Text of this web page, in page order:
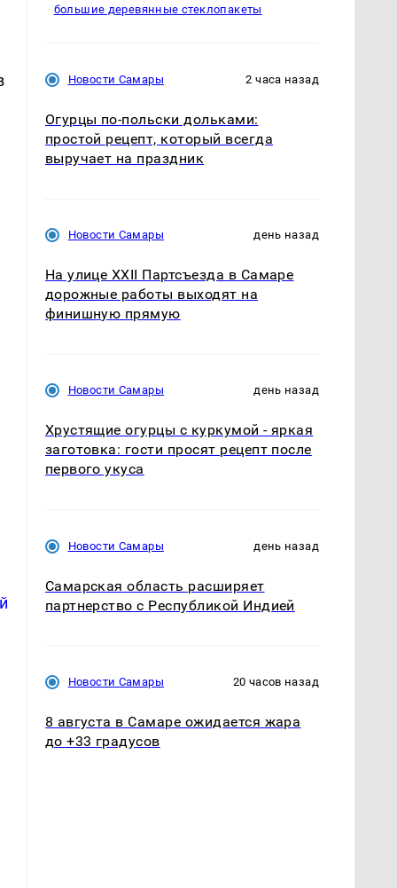
большие деревянные стеклопакеты
Новости Самары 2 часа назад
Огурцы по‑польски дольками:
простой рецепт, который всегда
выручает на праздник
Новости Самары день назад
На улице XXII Партсъезда в Самаре
дорожные работы выходят на
финишную прямую
Новости Самары день назад
Хрустящие огурцы с куркумой - яркая
заготовка: гости просят рецепт после
первого укуса
Новости Самары день назад
Самарская область расширяет
партнерство с Республикой Индией
Новости Самары 20 часов назад
8 августа в Самаре ожидается жара
до +33 градусов